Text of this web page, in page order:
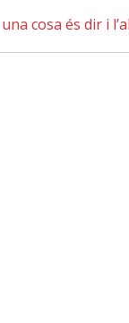
una cosa és dir i